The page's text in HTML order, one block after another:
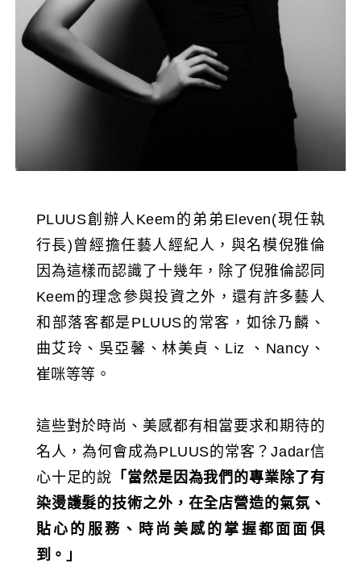
PLUUS創辦人Keem的弟弟Eleven(現任執
行長)曾經擔任藝人經紀人，與名模倪雅倫
因為這樣而認識了十幾年，除了倪雅倫認同
Keem的理念參與投資之外，還有許多藝人
和部落客都是PLUUS的常客，如徐乃麟、
曲艾玲、吳亞馨、林美貞、Liz 、Nancy、
崔咪等等。
這些對於時尚、美感都有相當要求和期待的
名人，為何會成為PLUUS的常客？Jadar信
心十足的說 「當然是因為我們的專業除了有
染燙護髮的技術之外，在全店營造的氣氛、
貼心的服務、時尚美感的掌握都面面俱
到。」